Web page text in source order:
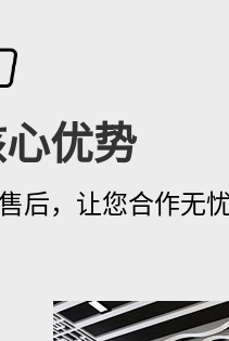
优势
后，让您合作无